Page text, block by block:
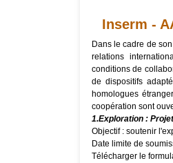
Inserm -
Dans le cadre de
relations
conditions de
de dispositifs
homologues
coopération sont
1.Exploration :
Objectif : soutenir
Date limite de
Télécharger le